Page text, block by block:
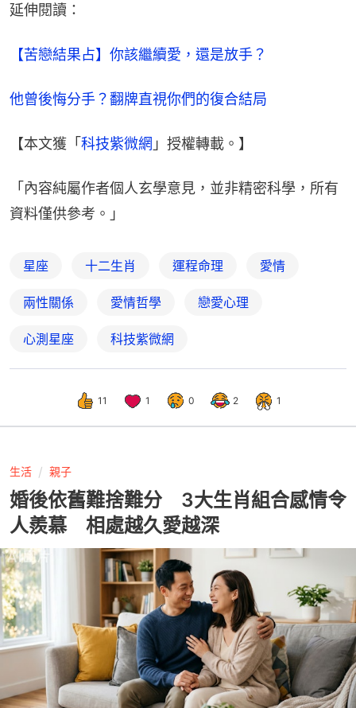
延伸閱讀：
【苦戀結果占】你該繼續愛，還是放手？
他曾後悔分手？翻牌直視你們的復合結局
【本文獲「科技紫微網 」授權轉載。】
「內容純屬作者個人玄學意見，並非精密科學，所有
資料僅供參考。」
星座 十二生肖 運程命理 愛情
兩性關係 愛情哲學 戀愛心理
心測星座 科技紫微網
11 1 0 2 1
生活 親子
婚後依舊難捨難分 3大生肖組合感情令
人羨慕 相處越久愛越深